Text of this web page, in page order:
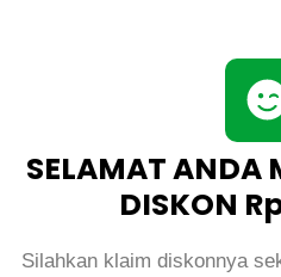
SELAMAT ANDA
DISKON
Silahkan klaim diskonnya